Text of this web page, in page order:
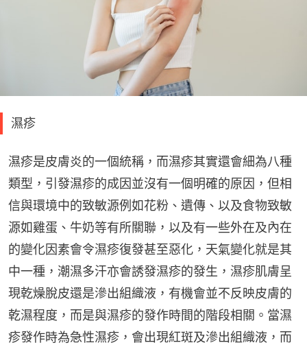
濕疹
濕疹是皮膚炎的一個統稱，而濕疹其實還會細為八種
類型，引發濕疹的成因並沒有一個明確的原因，但相
信與環境中的致敏源例如花粉、遺傳、以及食物致敏
源如雞蛋、牛奶等有所關聯，以及有一些外在及內在
的變化因素會令濕疹復發甚至惡化，天氣變化就是其
中一種，潮濕多汗亦會誘發濕疹的發生，濕疹肌膚呈
現乾燥脫皮還是滲出組織液，有機會並不反映皮膚的
乾濕程度，而是與濕疹的發作時間的階段相關。當濕
疹發作時為急性濕疹，會出現紅斑及滲出組織液，而